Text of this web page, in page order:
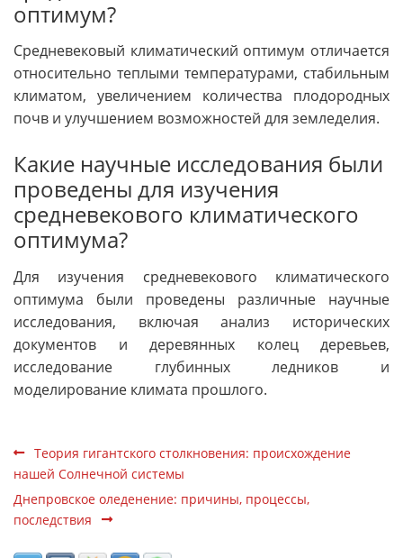
оптимум?
Средневековый климатический оптимум отличается
относительно теплыми температурами, стабильным
климатом, увеличением количества плодородных
почв и улучшением возможностей для земледелия.
Какие научные исследования были
проведены для изучения
средневекового климатического
оптимума?
Для изучения средневекового климатического
оптимума были проведены различные научные
исследования, включая анализ исторических
документов и деревянных колец деревьев,
исследование глубинных ледников и
моделирование климата прошлого.
Теория гигантского столкновения: происхождение
нашей Солнечной системы
Днепровское оледенение: причины, процессы,
последствия